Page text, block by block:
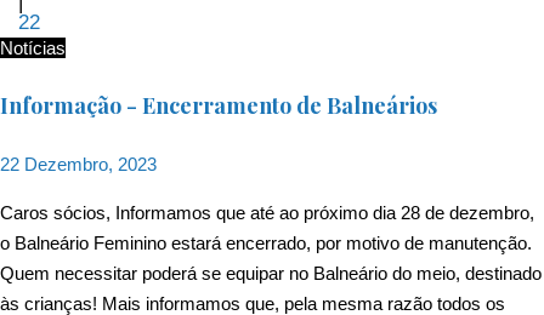
22
Dia:
22
de
Dezembro,
2023
Notícias
Informação - Encerramento de Balneários
22 Dezembro, 2023
Caros sócios, Informamos que até ao próximo dia 28 de dezembro,
o Balneário Feminino estará encerrado, por motivo de manutenção.
Quem necessitar poderá se equipar no Balneário do meio, destinado
às crianças! Mais informamos que, pela mesma razão todos os